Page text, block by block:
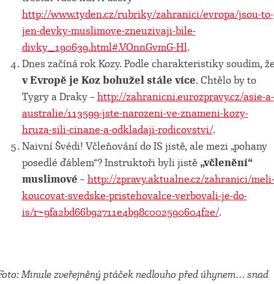
http://www.tyden.cz/rubriky/zahranici/evropa/jsou-to-
jen-devky-muslimove-zneuzivaji-bile-
divky_190639.html#.VOnnGvmG-Hl.
Dnes začíná rok Kozy. Podle charakteristiky soudím,
v Evropě je Koz bohužel stále více. Chtělo by to
Tygry a Draky – http://zahranicni.eurozpravy.cz/asie-a-
australie/113599-jste-narozeni-ve-znameni-kozy-
hruza-sili-cinane-a-odkladaji-rodicovstvi/.
Naivní Švédi! Včleňování do IS jistě, ale mezi „pohany
posedlé ďáblem“? Instruktoři byli jistě „včlenění“
muslimové – http://zpravy.aktualne.cz/zahranici/meli-
koucovat-svedske-pristehovalce-verbovali-je-do-
is/r~9fa2bd66b92711e4b98c002590604f2e/.
Minule zveřejněný ptáček nedlouho před úhynem… snad